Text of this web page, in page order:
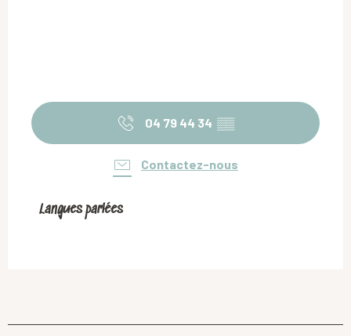
04 79 44 34 ▒▒
Contactez-nous
Langues parlées
Langues parlées